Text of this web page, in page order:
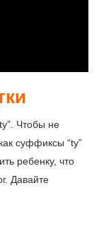
Чтобы не
суффиксы “ty”
ребенку, что
Давайте